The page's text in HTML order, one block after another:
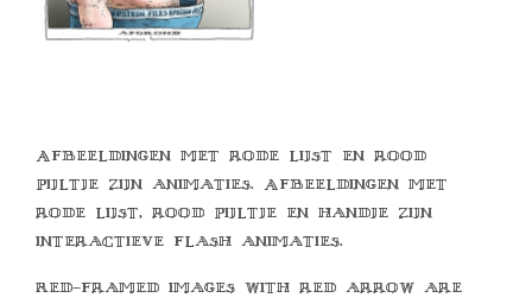
Afbeeldingen met rode lijst en rood
pijltje zijn animaties. Afbeeldingen met
rode lijst, rood pijltje en handje zijn
interactieve flash animaties.
Red-framed images with red arrow are